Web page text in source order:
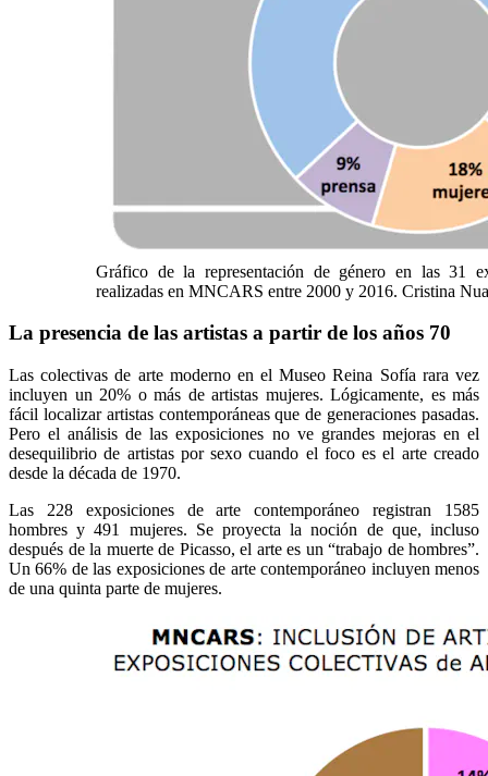
Gráfico de la representación de género en las 31
realizadas en MNCARS entre 2000 y 2016. Cristina
La presencia de las artistas a partir de los años 70
Las colectivas de arte moderno en el Museo Reina Sofía rara vez
incluyen un 20% o más de artistas mujeres. Lógicamente, es más
fácil localizar artistas contemporáneas que de generaciones pasadas.
Pero el análisis de las exposiciones no ve grandes mejoras en el
desequilibrio de artistas por sexo cuando el foco es el arte creado
desde la década de 1970.
Las 228 exposiciones de arte contemporáneo registran 1585
hombres y 491 mujeres. Se proyecta la noción de que, incluso
después de la muerte de Picasso, el arte es un “trabajo de hombres”.
Un 66% de las exposiciones de arte contemporáneo incluyen menos
de una quinta parte de mujeres.